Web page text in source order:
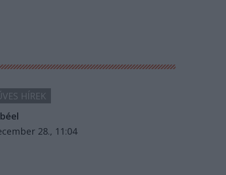
HÍREK
béel
28., 11:04